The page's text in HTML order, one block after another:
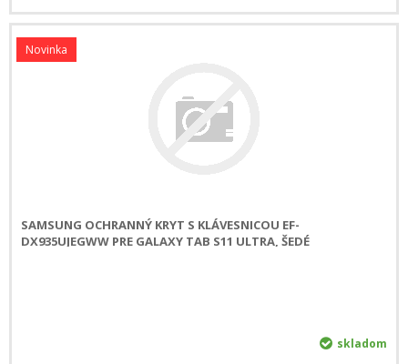
SAMSUNG OCHRANNÝ KRYT S KLÁVESNICOU EF-
DX935UJEGWW PRE GALAXY TAB S11 ULTRA, ŠEDÉ
Novinka
skladom